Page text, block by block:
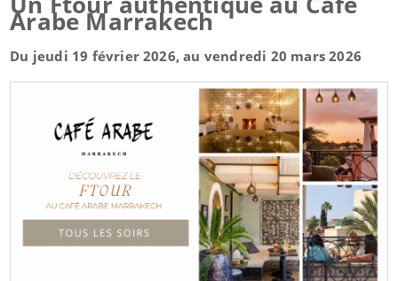
Arabe Marrakech
Du jeudi 19 février 2026, au vendredi 20 mars 2026